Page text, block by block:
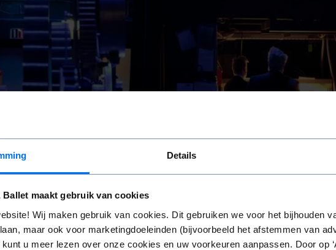
Details
Ballet maakt gebruik van cookies
Wij maken gebruik van cookies. Dit gebruiken we voor het bijhouden
maar ook voor marketingdoeleinden (bijvoorbeeld het afstemmen van
kunt u meer lezen over onze cookies en uw voorkeuren aanpassen. Door op
Dutch National
& Ballet Golden